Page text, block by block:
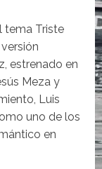
tema Triste
estrenado en
Meza y
Luis
uno de los
en